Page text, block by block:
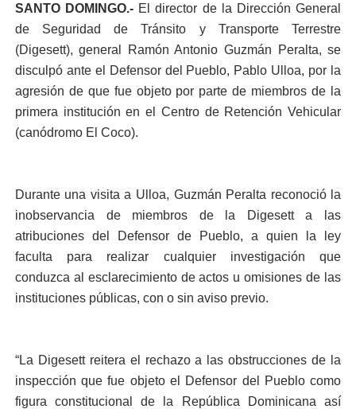
SANTO DOMINGO.- El director de la Dirección General
de Seguridad de Tránsito y Transporte Terrestre
(Digesett), general Ramón Antonio Guzmán Peralta, se
disculpó ante el Defensor del Pueblo, Pablo Ulloa, por la
agresión de que fue objeto por parte de miembros de la
primera institución en el Centro de Retención Vehicular
(canódromo El Coco).
Durante una visita a Ulloa, Guzmán Peralta reconoció la
inobservancia de miembros de la Digesett a las
atribuciones del Defensor de Pueblo, a quien la ley
faculta para realizar cualquier investigación que
conduzca al esclarecimiento de actos u omisiones de las
instituciones públicas, con o sin aviso previo.
“La Digesett reitera el rechazo a las obstrucciones de la
inspección que fue objeto el Defensor del Pueblo como
figura constitucional de la República Dominicana así